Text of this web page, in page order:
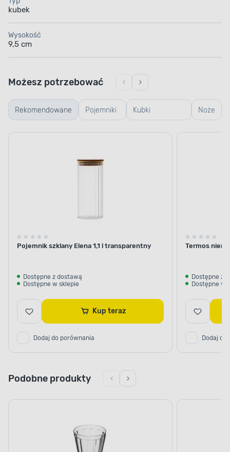
kubek
Wysokość
9,5 cm
Rekomendowane Pojemniki
szklane
Kubki
termiczne i
Noże
Możesz potrzebować
Pojemnik szklany Elena 1,1 l transparentny
Dostępne z dostawą
Dostępne w sklepie
Kup teraz
Dodaj do porównania
Termos
Dostępne z
Dostępne w
Dodaj do
Podobne produkty